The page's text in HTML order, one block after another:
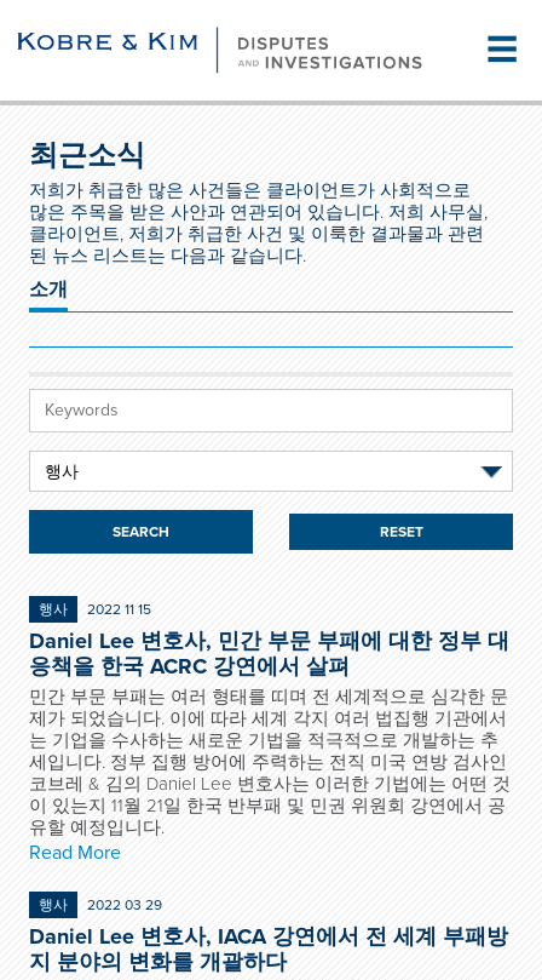
☰
최근소식
저희가 취급한 많은 사건들은 클라이언트가 사회적으로
많은 주목을 받은 사안과 연관되어 있습니다. 저희 사무실,
클라이언트, 저희가 취급한 사건 및 이룩한 결과물과 관련
된 뉴스 리스트는 다음과 같습니다.
소개
RESET
행사 2022 11 15
Daniel Lee 변호사, 민간 부문 부패에 대한 정부 대
응책을 한국 ACRC 강연에서 살펴
민간 부문 부패는 여러 형태를 띠며 전 세계적으로 심각한 문
제가 되었습니다. 이에 따라 세계 각지 여러 법집행 기관에서
는 기업을 수사하는 새로운 기법을 적극적으로 개발하는 추
세입니다. 정부 집행 방어에 주력하는 전직 미국 연방 검사인
코브레 & 김의 Daniel Lee 변호사는 이러한 기법에는 어떤 것
이 있는지 11월 21일 한국 반부패 및 민권 위원회 강연에서 공
유할 예정입니다.
Read More
행사 2022 03 29
Daniel Lee 변호사, IACA 강연에서 전 세계 부패방
지 분야의 변화를 개괄하다